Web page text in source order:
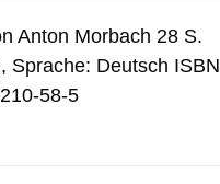
Anton Morbach 28 S.
Sprache: Deutsch ISBN
58-5